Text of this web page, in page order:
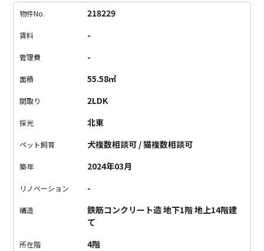
多いですが、犬・猫・小動物が2匹まで相談可。
物件No. 218229
賃料 -
管理費 -
面積 55.58㎡
間取り 2LDK
採光 北東
ペット飼育 犬複数相談可 / 猫複数相談可
築年 2024年03月
リノベーション -
構造
鉄筋コンクリート造 地下1階 地上14階建
て
所在階 4階